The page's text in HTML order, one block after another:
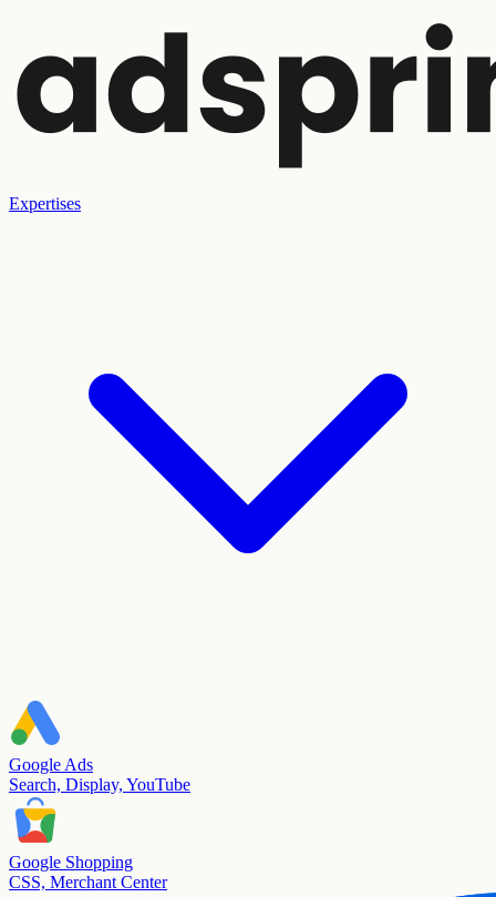
Expertises
Google Ads
Search, Display, YouTube
Google Shopping
CSS, Merchant Center